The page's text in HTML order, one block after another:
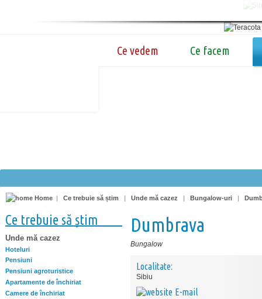
Ce vedem Ce facem
Home | Ce trebuie să știm | Unde mă cazez | Bungalow-uri |
Ce trebuie să știm
Unde mă cazez
Hoteluri
Pensiuni
Pensiuni agroturistice
Apartamente de închiriat
Camere de închiriat
Dumbrava
Bungalow
Localitate:
Sibiu
E-mail